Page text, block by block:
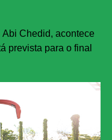
Chedid, acontece
prevista para o final